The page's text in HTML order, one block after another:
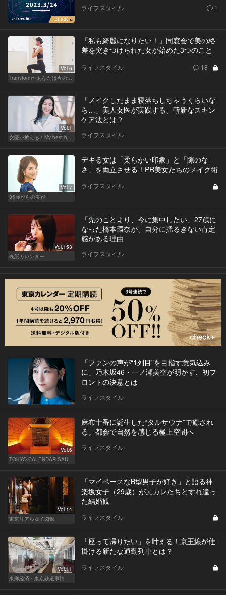
ライフスタイル 1
Vol.6
Transform〜あなたは今の自分に満足してますか？〜
「私も綺麗になりたい！」同窓会で美の格
差を突きつけられた女が始めた3つのこと
ライフスタイル 18
Vol.1
女医が教える！My best beauty
「メイクしたまま寝落ちしちゃうくらいな
ら…」美人女医が実践する、斬新なスキン
ケア法とは？
ライフスタイル
Vol.7
35歳からの美容
デキる女は「柔らかい印象」と「隙のな
さ」を両立させる！PR美女たちのメイク術
ライフスタイル
Vol.153
表紙カレンダー
「先のことより、今に集中したい」27歳に
なった橋本環奈が、自分に揺るぎない肯定
感がある理由
ライフスタイル
「ファンの声が“1列目”を目指す意気込み
に」乃木坂46・一ノ瀬美空が明かす、初フ
ロントの決意とは
ライフスタイル
Vol.6
TOKYO CALENDAR SAUNA CLUB ― トウカレ サウナクラブ ―
麻布十番に誕生した“タルサウナ”で癒され
る。都会で自然を感じる極上空間へ
ライフスタイル
Vol.14
東京リアル女子図鑑
「マイペースなB型男子が好き」と語る神
楽坂女子（29歳）が元カレたちとすれ違っ
た結婚観
ライフスタイル
Vol.11
東洋経済・東京鉄道事情
「座って帰りたい」を叶える！京王線が仕
掛ける新たな通勤列車とは？
ライフスタイル